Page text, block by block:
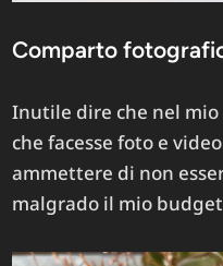
Comparto
Inutile dire che nel mio
che facesse foto e
ammettere di non
malgrado il mio